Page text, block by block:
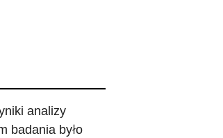
analizy
badania było